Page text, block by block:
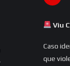
Viu
Caso
que